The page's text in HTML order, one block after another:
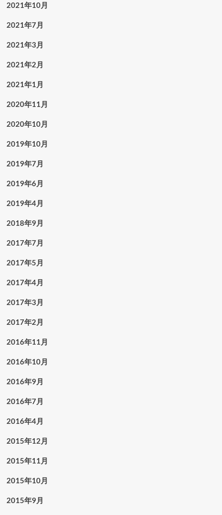
2021年10月
2021年7月
2021年3月
2021年2月
2021年1月
2020年11月
2020年10月
2019年10月
2019年7月
2019年6月
2019年4月
2018年9月
2017年7月
2017年5月
2017年4月
2017年3月
2017年2月
2016年11月
2016年10月
2016年9月
2016年7月
2016年4月
2015年12月
2015年11月
2015年10月
2015年9月